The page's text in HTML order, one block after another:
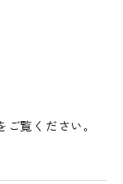
覧ください。